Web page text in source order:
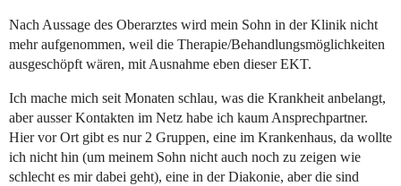
Nach Aussage des Oberarztes wird mein Sohn in der Klinik nicht
mehr aufgenommen, weil die Therapie/Behandlungsmöglichkeiten
ausgeschöpft wären, mit Ausnahme eben dieser EKT.
Ich mache mich seit Monaten schlau, was die Krankheit anbelangt,
aber ausser Kontakten im Netz habe ich kaum Ansprechpartner.
Hier vor Ort gibt es nur 2 Gruppen, eine im Krankenhaus, da wollte
ich nicht hin (um meinem Sohn nicht auch noch zu zeigen wie
schlecht es mir dabei geht), eine in der Diakonie, aber die sind